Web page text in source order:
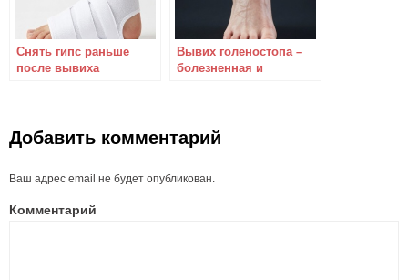
Снять гипс раньше
после вывиха
Вывих голеностопа –
болезненная и
Добавить комментарий
Ваш адрес email не будет опубликован.
Комментарий